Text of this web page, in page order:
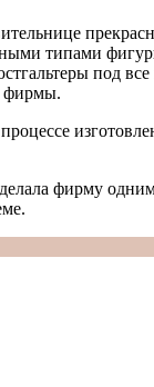
типами
под
фирмы.
фирму